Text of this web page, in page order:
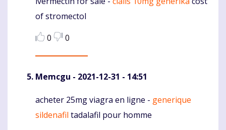
Komentaras
of stromectol
0
0
Memcgu - 2021-12-31 - 14:51
Komentaras
acheter 25mg viagra en ligne - generique
sildenafil tadalafil pour homme